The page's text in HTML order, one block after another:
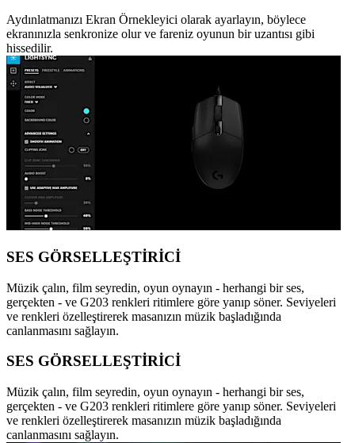
Aydınlatmanızı Ekran Örnekleyici olarak ayarlayın, böylece
ekranınızla senkronize olur ve fareniz oyunun bir uzantısı gibi
hissedilir.
SES GÖRSELLEŞTİRİCİ
Müzik çalın, film seyredin, oyun oynayın - herhangi bir ses,
gerçekten - ve G203 renkleri ritimlere göre yanıp söner. Seviyeleri
ve renkleri özelleştirerek masanızın müzik başladığında
canlanmasını sağlayın.
SES GÖRSELLEŞTİRİCİ
Müzik çalın, film seyredin, oyun oynayın - herhangi bir ses,
gerçekten - ve G203 renkleri ritimlere göre yanıp söner. Seviyeleri
ve renkleri özelleştirerek masanızın müzik başladığında
canlanmasını sağlayın.